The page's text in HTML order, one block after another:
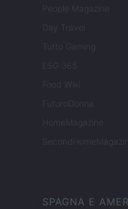
People Magazine
Day Travel
Tutto Gaming
ESG 365
Food Wiki
FuturoDonna
HomeMagazine
SPAGNA E